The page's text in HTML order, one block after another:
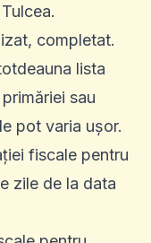
completat.
lista
sau
pot varia ușor.
fiscale pentru
zile de la data